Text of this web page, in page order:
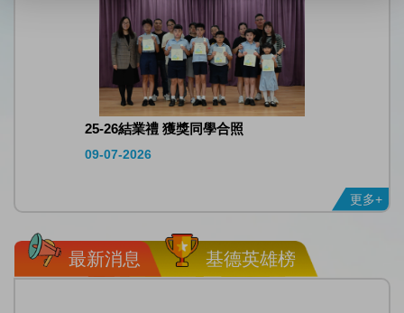
25-26結業禮 獲獎同學合照
09-07-2026
更多+
最新消息 基德英雄榜